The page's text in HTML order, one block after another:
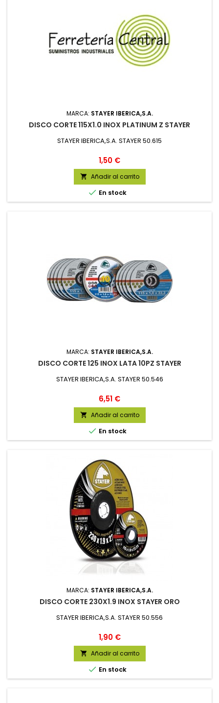
MARCA: STAYER IBERICA,S.A.
DISCO CORTE 115X1.0 INOX PLATINUM Z STAYER
STAYER IBERICA,S.A. STAYER 50.615
Precio
1,50 €
 Añadir al carrito
 En stock
MARCA: STAYER IBERICA,S.A.
DISCO CORTE 125 INOX LATA 10PZ STAYER
STAYER IBERICA,S.A. STAYER 50.546
Precio
6,51 €
 Añadir al carrito
 En stock
MARCA: STAYER IBERICA,S.A.
DISCO CORTE 230X1.9 INOX STAYER ORO
STAYER IBERICA,S.A. STAYER 50.556
Precio
1,90 €
 Añadir al carrito
 En stock